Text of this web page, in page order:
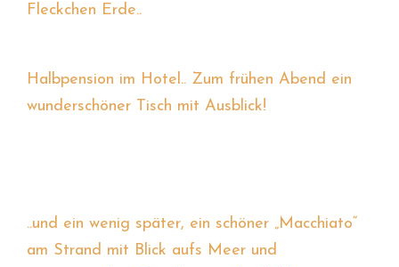
Fleckchen Erde..
Halbpension im Hotel.. Zum frühen Abend ein
wunderschöner Tisch mit Ausblick!
..und ein wenig später, ein schöner „Macchiato“
am Strand mit Blick aufs Meer und